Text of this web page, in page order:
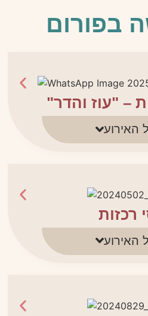
בפורום
– "עוז והדר"
האירוע
רכזות
האירוע